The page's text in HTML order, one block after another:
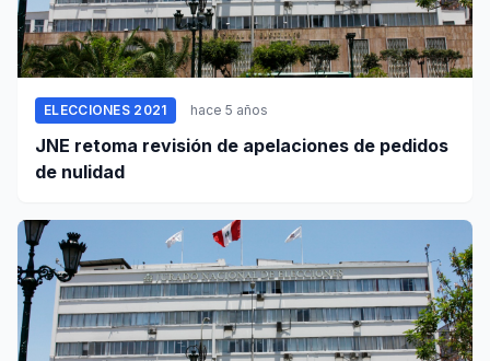
ELECCIONES 2021 hace 5 años
JNE retoma revisión de apelaciones de pedidos
de nulidad